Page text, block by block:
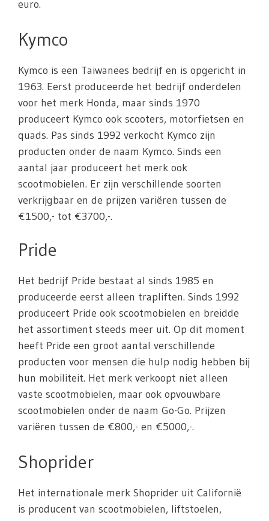
euro.
Kymco
Kymco is een Taiwanees bedrijf en is opgericht in
1963. Eerst produceerde het bedrijf onderdelen
voor het merk Honda, maar sinds 1970
produceert Kymco ook scooters, motorfietsen en
quads. Pas sinds 1992 verkocht Kymco zijn
producten onder de naam Kymco. Sinds een
aantal jaar produceert het merk ook
scootmobielen. Er zijn verschillende soorten
verkrijgbaar en de prijzen variëren tussen de
€1500,- tot €3700,-.
Pride
Het bedrijf Pride bestaat al sinds 1985 en
produceerde eerst alleen trapliften. Sinds 1992
produceert Pride ook scootmobielen en breidde
het assortiment steeds meer uit. Op dit moment
heeft Pride een groot aantal verschillende
producten voor mensen die hulp nodig hebben bij
hun mobiliteit. Het merk verkoopt niet alleen
vaste scootmobielen, maar ook opvouwbare
scootmobielen onder de naam Go-Go. Prijzen
variëren tussen de €800,- en €5000,-.
Shoprider
Het internationale merk Shoprider uit Californië
is producent van scootmobielen, liftstoelen,